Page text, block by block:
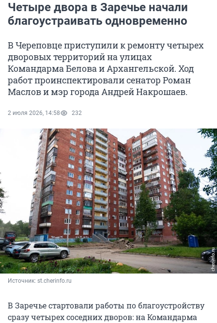
Четыре двора в Заречье начали
благоустраивать одновременно
В Череповце приступили к ремонту четырех
дворовых территорий на улицах
Командарма Белова и Архангельской. Ход
работ проинспектировали сенатор Роман
Маслов и мэр города Андрей Накрошаев.
2 июля 2026, 14:58 232
Источник: st.cherinfo.ru
В Заречье стартовали работы по благоустройству
сразу четырех соседних дворов: на Командарма